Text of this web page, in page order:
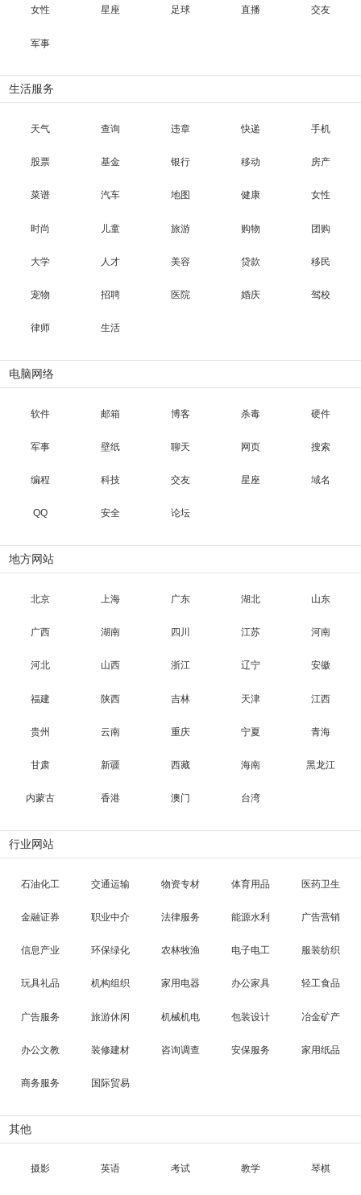
女性 星座 足球 直播 交友
军事
生活服务
天气 查询 违章 快递 手机
股票 基金 银行 移动 房产
菜谱 汽车 地图 健康 女性
时尚 儿童 旅游 购物 团购
大学 人才 美容 贷款 移民
宠物 招聘 医院 婚庆 驾校
律师 生活
电脑网络
软件 邮箱 博客 杀毒 硬件
军事 壁纸 聊天 网页 搜索
编程 科技 交友 星座 域名
QQ 安全 论坛
地方网站
北京 上海 广东 湖北 山东
广西 湖南 四川 江苏 河南
河北 山西 浙江 辽宁 安徽
福建 陕西 吉林 天津 江西
贵州 云南 重庆 宁夏 青海
甘肃 新疆 西藏 海南 黑龙江
内蒙古 香港 澳门 台湾
行业网站
石油化工 交通运输 物资专材 体育用品 医药卫生
金融证券 职业中介 法律服务 能源水利 广告营销
信息产业 环保绿化 农林牧渔 电子电工 服装纺织
玩具礼品 机构组织 家用电器 办公家具 轻工食品
广告服务 旅游休闲 机械机电 包装设计 冶金矿产
办公文教 装修建材 咨询调查 安保服务 家用纸品
商务服务 国际贸易
其他
摄影 英语 考试 教学 琴棋